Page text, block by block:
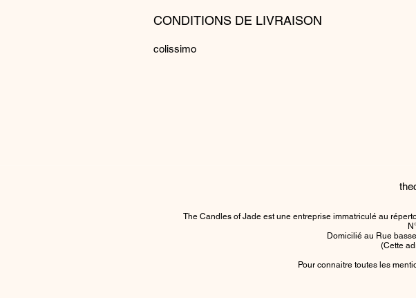
CONDITIONS DE LIVRAISON
colissimo
The Candles of Jade est une entreprise immatriculé au
Domicilié au Rue
(Cette
Pour connaitre toutes les